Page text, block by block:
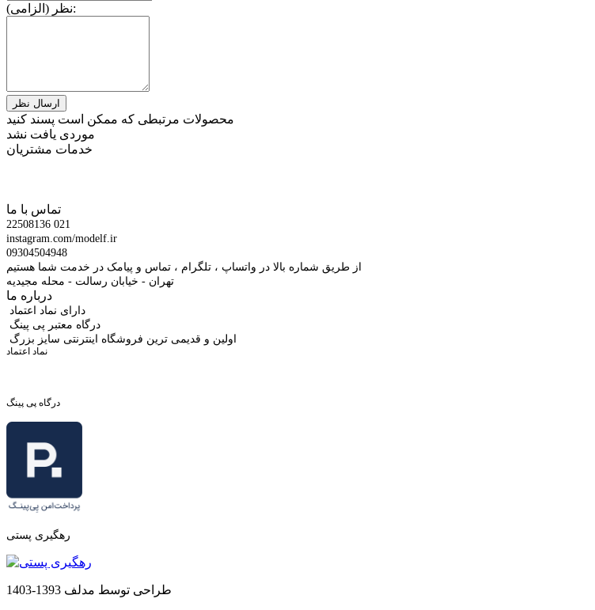
نظر (الزامی):
محصولات مرتبطی که ممکن است پسند کنید
موردی یافت نشد
خدمات مشتریان
تماس با ما
22508136 021
instagram.com/modelf.ir
09304504948
از طریق شماره بالا در واتساپ ، تلگرام ، تماس و پیامک در خدمت شما هستیم
تهران - خیابان رسالت - محله مجیدیه
درباره ما
دارای نماد اعتماد
درگاه معتبر پی پینگ
اولین و قدیمی ترین فروشگاه اینترنتی سایز بزرگ
نماد اعتماد
درگاه پی پینگ
رهگیری پستی
طراحی توسط مدلف 1393-1403